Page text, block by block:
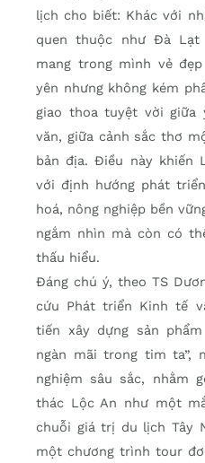
lịch cho biết: Khác với
quen thuộc như Đà
mang trong mình vẻ
yên nhưng không kém
giao thoa tuyệt vời giữa
văn, giữa cảnh sắc thơ
bản địa. Điều này khiến
với định hướng phát
hoá, nông nghiệp bền
ngắm nhìn mà còn có
thấu hiểu.
Đáng chú ý, theo TS
cứu Phát triển Kinh tế
tiến xây dựng sản
ngàn mãi trong tim ta”,
nghiệm sâu sắc, nhằm
thác Lộc An như một
chuỗi giá trị du lịch Tây
một chương trình tour